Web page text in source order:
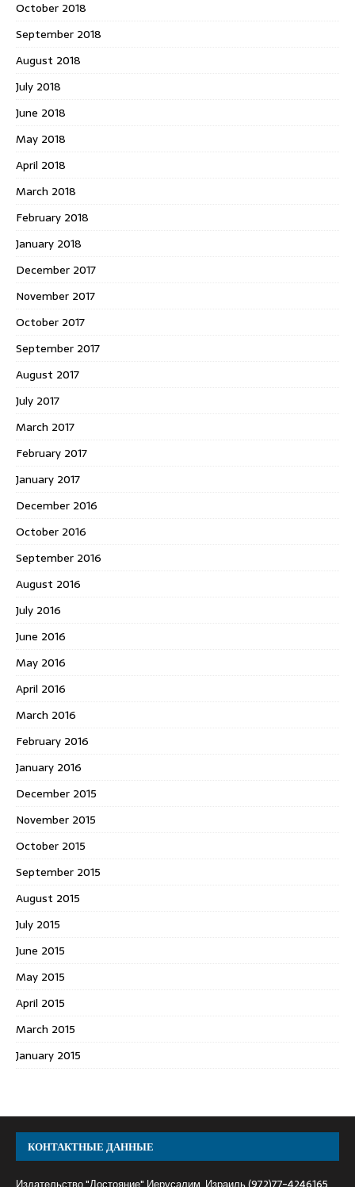
October 2018
September 2018
August 2018
July 2018
June 2018
May 2018
April 2018
March 2018
February 2018
January 2018
December 2017
November 2017
October 2017
September 2017
August 2017
July 2017
March 2017
February 2017
January 2017
December 2016
October 2016
September 2016
August 2016
July 2016
June 2016
May 2016
April 2016
March 2016
February 2016
January 2016
December 2015
November 2015
October 2015
September 2015
August 2015
July 2015
June 2015
May 2015
April 2015
March 2015
January 2015
КОНТАКТНЫЕ ДАННЫЕ